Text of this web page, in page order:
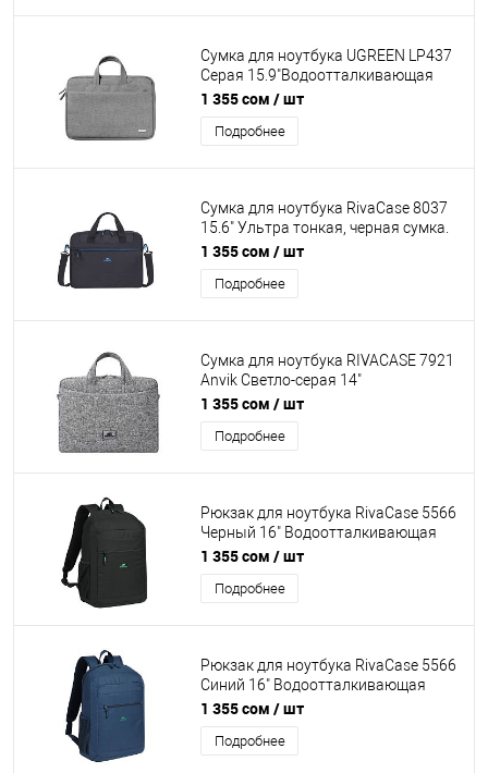
Сумка для ноутбука UGREEN LP437
Серая 15.9"Водоотталкивающая
ткань. Трехслойная защита. Два
отделения, внешний карман на
молнии
1 355 сом / шт
Подробнее
Сумка для ноутбука RivaCase 8037
15.6" Ультра тонкая, черная сумка.
Двойная молния. Ручки для
транспортировки. Плотный
материал, утолщенные стенки.
ремень
1 355 сом / шт
Подробнее
Сумка для ноутбука RIVACASE 7921
Anvik Светло-серая 14"
Водоотталкивающая ткань.
Отделение-органайзер, карман для
телефона, плечевой ремень.
1 355 сом / шт
Подробнее
Рюкзак для ноутбука RivaCase 5566
Черный 16" Водоотталкивающая
ткань, утолщенные стенки.
Смягчающие наплечные ремни с
регулировкой. Внешний карман на
бутылки, застежка молния
1 355 сом / шт
Подробнее
Рюкзак для ноутбука RivaCase 5566
Синий 16" Водоотталкивающая
ткань, утолщенные стенки.
Смягчающие наплечные ремни с
регулировкой. Внешний карман на
1 355 сом / шт
Подробнее